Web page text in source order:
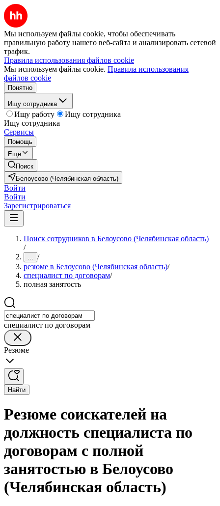
Мы используем файлы cookie, чтобы обеспечивать
правильную работу нашего веб-сайта и анализировать сетевой
трафик.
Правила использования файлов cookie
Мы используем файлы cookie. Правила использования
файлов cookie
Понятно
Ищу сотрудника
Ищу работу
Ищу сотрудника
Ищу сотрудника
Сервисы
Помощь
Ещё
Поиск
Белоусово (Челябинская область)
Войти
Войти
Зарегистрироваться
Поиск сотрудников в Белоусово (Челябинская область)
/
... /
резюме в Белоусово (Челябинская область)/
специалист по договорам/
полная занятость
специалист по договорам
Резюме
Найти
Резюме соискателей на
должность специалиста по
договорам с полной
занятостью в Белоусово
(Челябинская область)